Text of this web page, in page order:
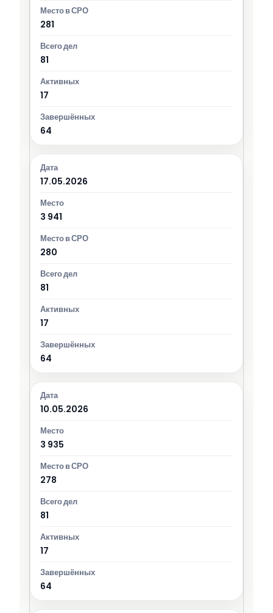
281
81
17
64
17.05.2026
3 941
280
81
17
64
10.05.2026
3 935
278
81
17
64